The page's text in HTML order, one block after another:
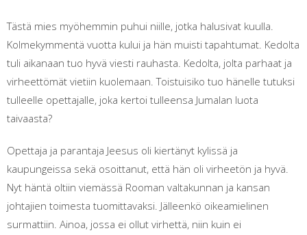
Tästä mies myöhemmin puhui niille, jotka halusivat kuulla.
Kolmekymmentä vuotta kului ja hän muisti tapahtumat. Kedolta
tuli aikanaan tuo hyvä viesti rauhasta. Kedolta, jolta parhaat ja
virheettömät vietiin kuolemaan. Toistuisiko tuo hänelle tutuksi
tulleelle opettajalle, joka kertoi tulleensa Jumalan luota
taivaasta?
Opettaja ja parantaja Jeesus oli kiertänyt kylissä ja
kaupungeissa sekä osoittanut, että hän oli virheetön ja hyvä.
Nyt häntä oltiin viemässä Rooman valtakunnan ja kansan
johtajien toimesta tuomittavaksi. Jälleenkö oikeamielinen
surmattiin. Ainoa, jossa ei ollut virhettä, niin kuin ei